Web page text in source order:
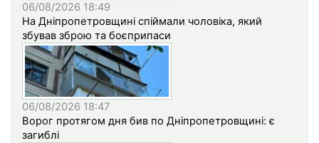
06/08/2026 18:49
На Дніпропетровщині спіймали чоловіка, який
збував зброю та боєприпаси
06/08/2026 18:47
Ворог протягом дня бив по Дніпропетровщині: є
загиблі